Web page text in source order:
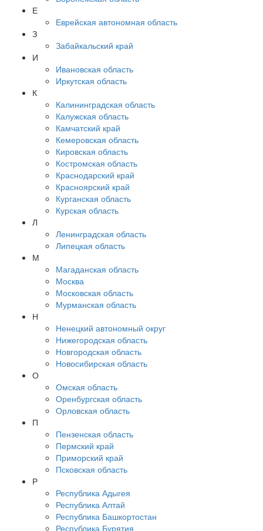
Е
Еврейская автономная область
З
Забайкальский край
И
Ивановская область
Иркутская область
К
Калининградская область
Калужская область
Камчатский край
Кемеровская область
Кировская область
Костромская область
Краснодарский край
Красноярский край
Курганская область
Курская область
Л
Ленинградская область
Липецкая область
М
Магаданская область
Москва
Московская область
Мурманская область
Н
Ненецкий автономный округ
Нижегородская область
Новгородская область
Новосибирская область
О
Омская область
Оренбургская область
Орловская область
П
Пензенская область
Пермский край
Приморский край
Псковская область
Р
Республика Адыгея
Республика Алтай
Республика Башкортостан
Республика Бурятия